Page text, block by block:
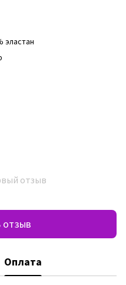
эластан
отзыв
отзыв
Оплата